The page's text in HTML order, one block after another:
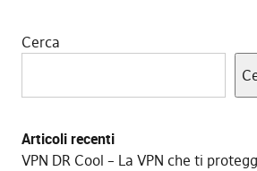
Cerca
Articoli recenti
VPN DR Cool – La VPN che ti